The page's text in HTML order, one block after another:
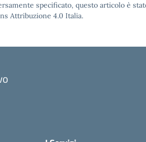
specificato, questo articolo è
Attribuzione 4.0 Italia.